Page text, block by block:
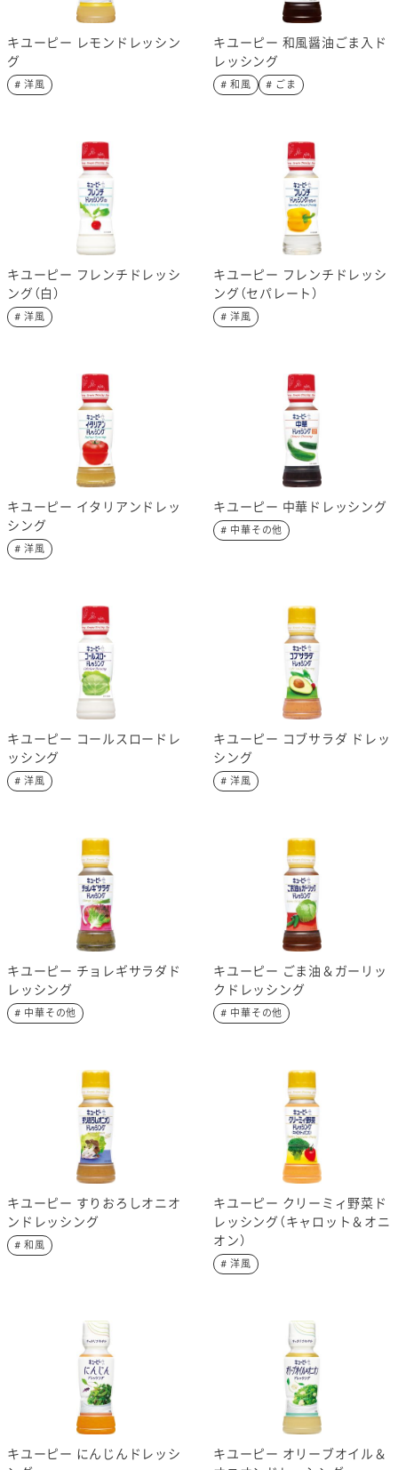
キユーピー レモンドレッシン
グ
# 洋風
キユーピー 和風醤油ごま入ド
レッシング
# 和風 # ごま
キユーピー フレンチドレッシ
ング（白）
# 洋風
キユーピー フレンチドレッシ
ング（セパレート）
# 洋風
キユーピー イタリアンドレッ
シング
# 洋風
キユーピー 中華ドレッシング
# 中華その他
キユーピー コールスロードレ
ッシング
# 洋風
キユーピー コブサラダ ドレッ
シング
# 洋風
キユーピー チョレギサラダド
レッシング
# 中華その他
キユーピー ごま油＆ガーリッ
クドレッシング
# 中華その他
キユーピー すりおろしオニオ
ンドレッシング
# 和風
キユーピー クリーミィ野菜ド
レッシング（キャロット＆オニ
オン）
# 洋風
キユーピー にんじんドレッシ
キユーピー オリーブオイル＆